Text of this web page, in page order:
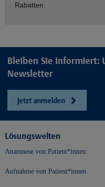
Rabatten.
Bleiben Sie informiert:
Newsletter
Jetzt anmelden
Lösungswelten
Anamnese von Patient*innen
Aufnahme von Patient*innen